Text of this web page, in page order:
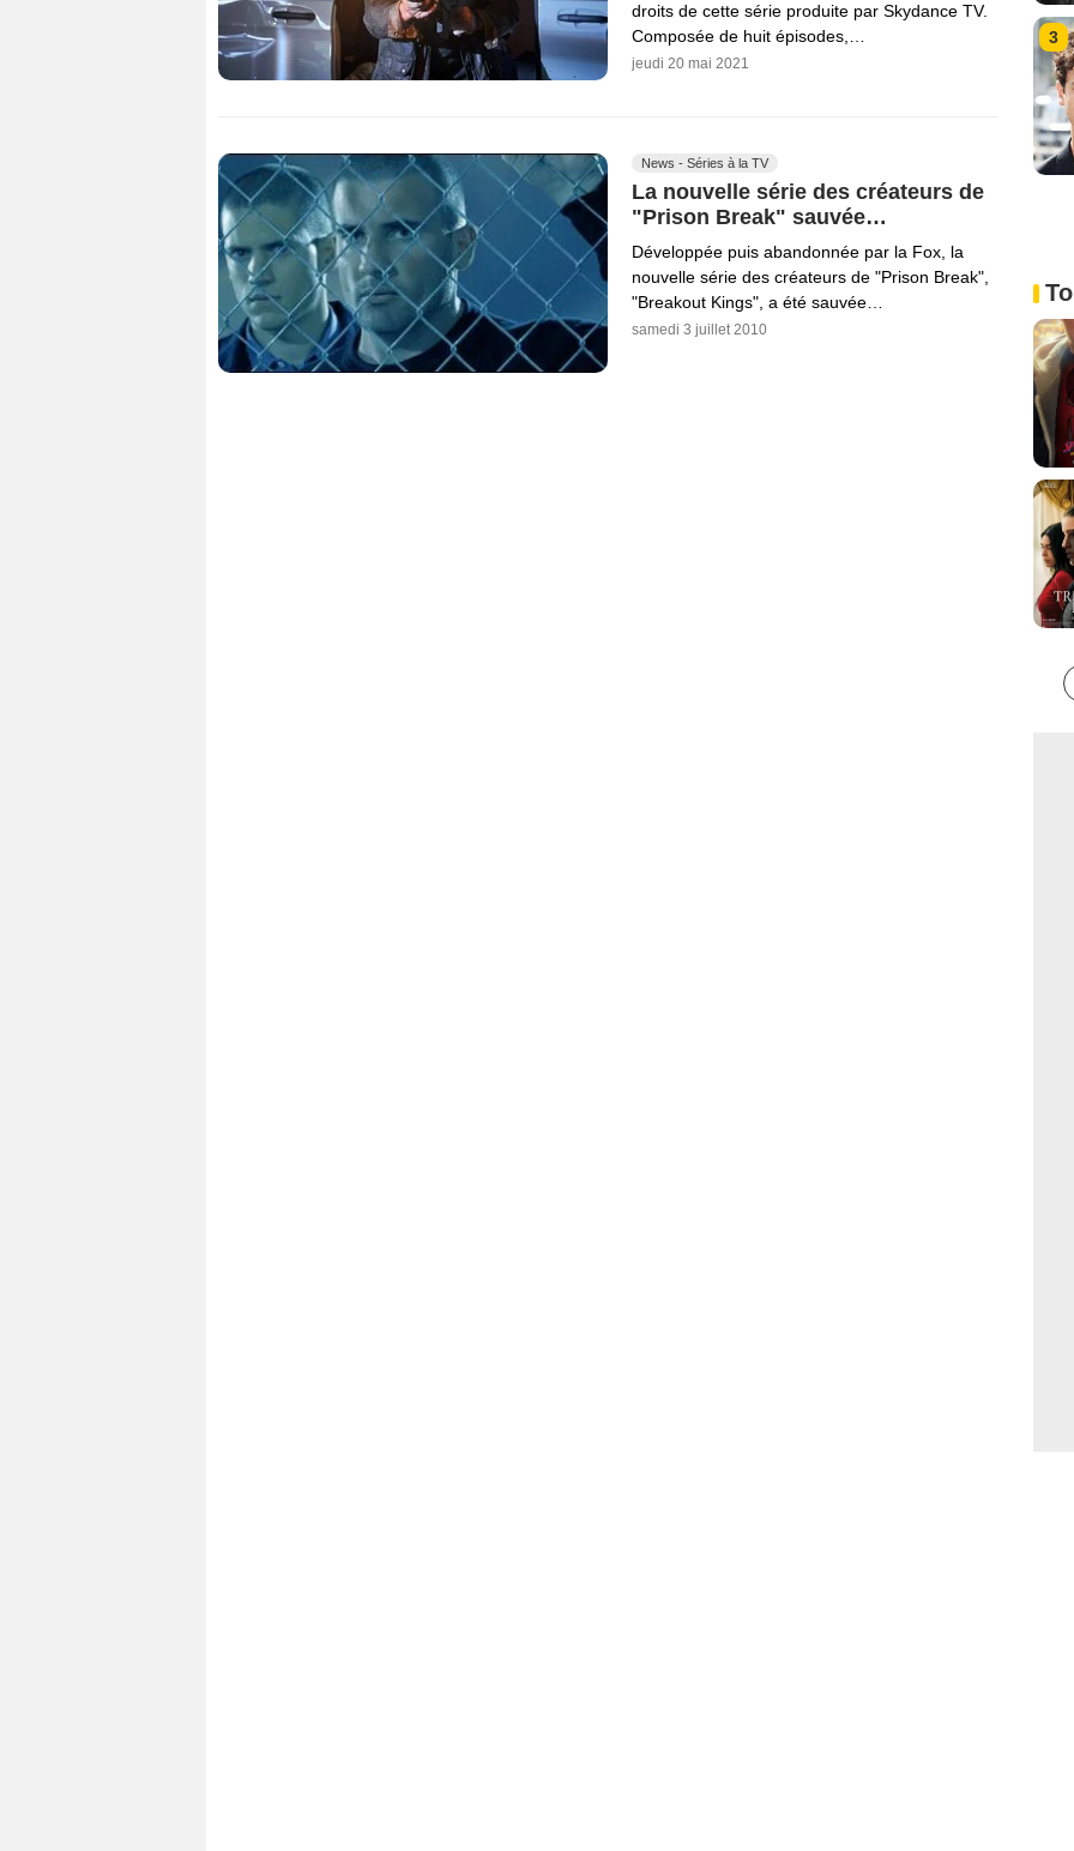
droits de cette série produite par Skydance TV.
Composée de huit épisodes,…
jeudi 20 mai 2021
News - Séries à la TV
La nouvelle série des créateurs de
"Prison Break" sauvée…
Développée puis abandonnée par la Fox, la
nouvelle série des créateurs de "Prison Break",
"Breakout Kings", a été sauvée…
samedi 3 juillet 2010
3